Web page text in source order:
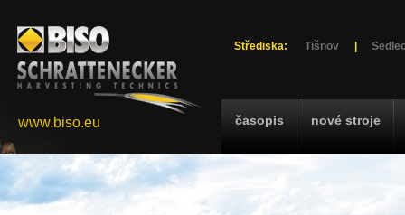
Střediska: Tišnov
časopis nové stroje
www.biso.eu